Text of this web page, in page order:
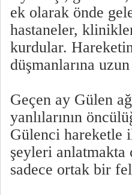
ek olarak önde
hastaneler,
kurdular.
düşmanlarına
Geçen ay Gülen
yanlılarının
Gülenci hareketle
şeyleri
sadece ortak bir